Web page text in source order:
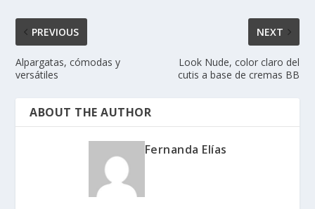
PREVIOUS
Alpargatas, cómodas y
versátiles
NEXT
Look Nude, color claro del
cutis a base de cremas BB
ABOUT THE AUTHOR
Fernanda Elías